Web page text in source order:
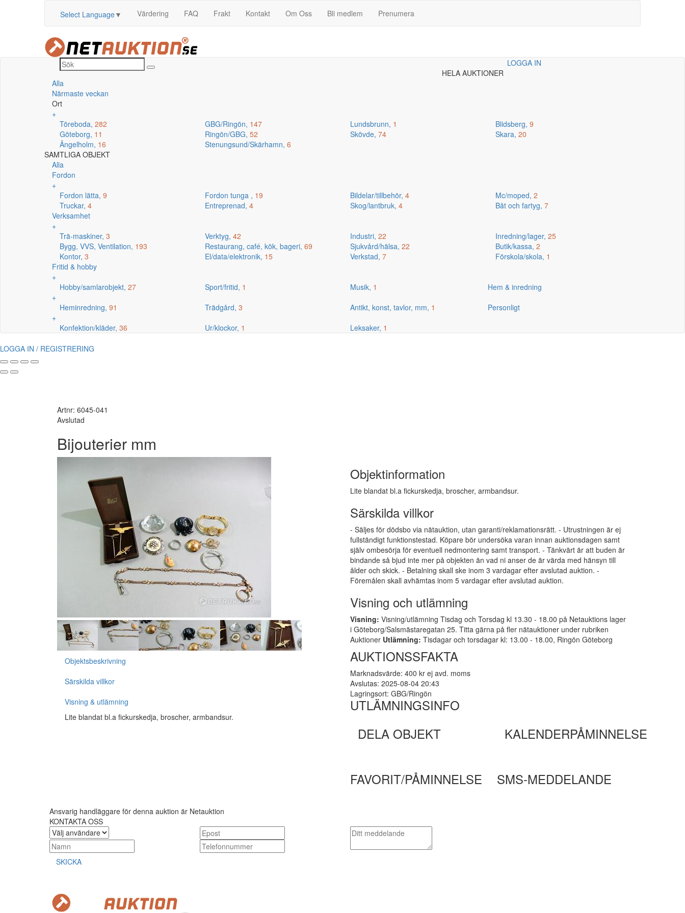
Select Language▼ Värdering FAQ Frakt Kontakt Om Oss Bli medlem Prenumera
LOGGA IN
HELA AUKTIONER
Alla
Närmaste veckan
Ort
+
Töreboda, 282 GBG/Ringön, 147 Lundsbrunn, 1 Blidsberg, 9
Göteborg, 11 Ringön/GBG, 52 Skövde, 74 Skara, 20
Ängelholm, 16 Stenungsund/Skärhamn, 6
SAMTLIGA OBJEKT
Alla
Fordon
+
Fordon lätta, 9 Fordon tunga , 19 Bildelar/tillbehör, 4 Mc/moped, 2
Truckar, 4 Entreprenad, 4 Skog/lantbruk, 4 Båt och fartyg, 7
Verksamhet
+
Trä-maskiner, 3 Verktyg, 42 Industri, 22 Inredning/lager, 25
Bygg, VVS, Ventilation, 193 Restaurang, café, kök, bageri, 69 Sjukvård/hälsa, 22 Butik/kassa, 2
Kontor, 3 El/data/elektronik, 15 Verkstad, 7 Förskola/skola, 1
Fritid & hobby
+
Hobby/samlarobjekt, 27 Sport/fritid, 1 Musik, 1
Hem & inredning
+
Heminredning, 91 Trädgård, 3 Antikt, konst, tavlor, mm, 1
Personligt
+
Konfektion/kläder, 36 Ur/klockor, 1 Leksaker, 1
LOGGA IN / REGISTRERING
Artnr: 6045-041
Avslutad
Bijouterier mm
Objektsbeskrivning
Särskilda villkor
Visning & utlämning
Lite blandat bl.a fickurskedja, broscher, armbandsur.
Objektinformation
Lite blandat bl.a fickurskedja, broscher, armbandsur.
Särskilda villkor
- Säljes för dödsbo via nätauktion, utan garanti/reklamationsrätt. - Utrustningen är ej
fullständigt funktionstestad. Köpare bör undersöka varan innan auktionsdagen samt
själv ombesörja för eventuell nedmontering samt transport. - Tänkvärt är att buden är
bindande så bjud inte mer på objekten än vad ni anser de är värda med hänsyn till
ålder och skick. - Betalning skall ske inom 3 vardagar efter avslutad auktion. -
Föremålen skall avhämtas inom 5 vardagar efter avslutad auktion.
Visning och utlämning
Visning: Visning/utlämning Tisdag och Torsdag kl 13.30 - 18.00 på Netauktions lager
i Göteborg/Salsmästaregatan 25. Titta gärna på fler nätauktioner under rubriken
Auktioner Utlämning: Tisdagar och torsdagar kl: 13.00 - 18.00, Ringön Göteborg
AUKTIONSSFAKTA
Marknadsvärde: 400 kr ej avd. moms
Avslutas: 2025-08-04 20:43
Lagringsort: GBG/Ringön
UTLÄMNINGSINFO
DELA OBJEKT
KALENDERPÅMINNELSE
FAVORIT/PÅMINNELSE SMS-MEDDELANDE
Ansvarig handläggare för denna auktion är Netauktion
KONTAKTA OSS
SKICKA